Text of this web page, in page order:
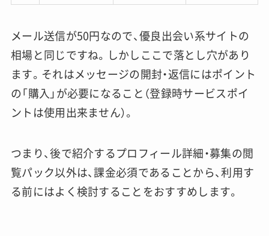
メール送信が50円なので、優良出会い系サイトの
相場と同じですね。しかしここで落とし穴があり
ます。 それはメッセージの開封・返信にはポイント
の「購入」が必要になること（登録時サービスポイ
ントは使用出来ません）。
つまり、後で紹介するプロフィール詳細・募集の閲
覧パック以外は、課金必須であることから、利用す
る前にはよく検討することをおすすめします。